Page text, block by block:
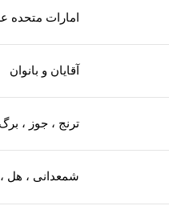
امارات متحده
آقایان و بانوان
ترنج ، جوز ،
شمعدانی ، هل ،